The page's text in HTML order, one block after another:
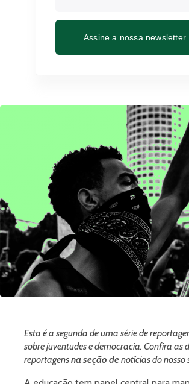
Esta é a segunda de uma série de
sobre juventudes e democracia. Confira as
reportagensna seção denotícias do nosso
Assine a nossa newsletter